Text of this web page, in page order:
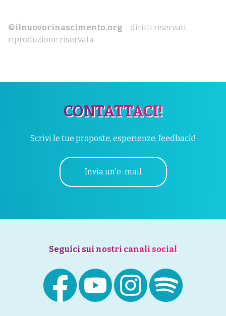
©ilnuovorinascimento.org – diritti riservati,
riproduzione riservata
CONTATTACI!
Scrivi le tue proposte, esperienze, feedback!
Invia un'e-mail
Seguici sui nostri canali social